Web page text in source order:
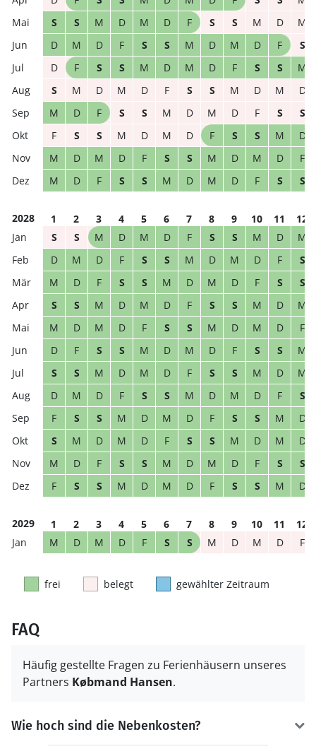
S
S M D M D F S S M D
M
D
M D F S S M D M D F
S
D
F S S M D M D F S S
M
S
M D M D F S S M D M
D
M
D F S S M D M D F S
S
F
S S M D M D F S S M
D
M
D M D F S S M D M D
F
M
D F S S M D M D F S S
2028 1 2 3 4 5 6 7 8 9 10 11
12
S
S M D M D F S S M D
M
D
M D F S S M D M D F
S
M
D F S S M D M D F S
S
S
S M D M D F S S M D
M
M
D M D F S S M D M D
F
D
F S S M D M D F S S
M
S
S M D M D F S S M D
M
D
M D F S S M D M D F
S
F
S S M D M D F S S M
D
S
M D M D F S S M D M
D
M
D F S S M D M D F S
S
F
S S M D M D F S S M D
2029 1 2 3 4 5 6 7 8 9 10 11
12
M
D M D F S S M D M D F
frei belegt gewählter Zeitraum
FAQ
Häufig gestellte Fragen zu Ferienhäusern unseres
Partners Købmand Hansen.
Wie hoch sind die Nebenkosten?